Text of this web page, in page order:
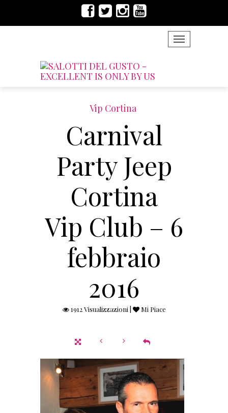
TOGGLE
Vip Cortina
Carnival
Party Jeep
Cortina
Vip Club – 6
febbraio
2016
1912 Visualizzazioni | Mi Piace